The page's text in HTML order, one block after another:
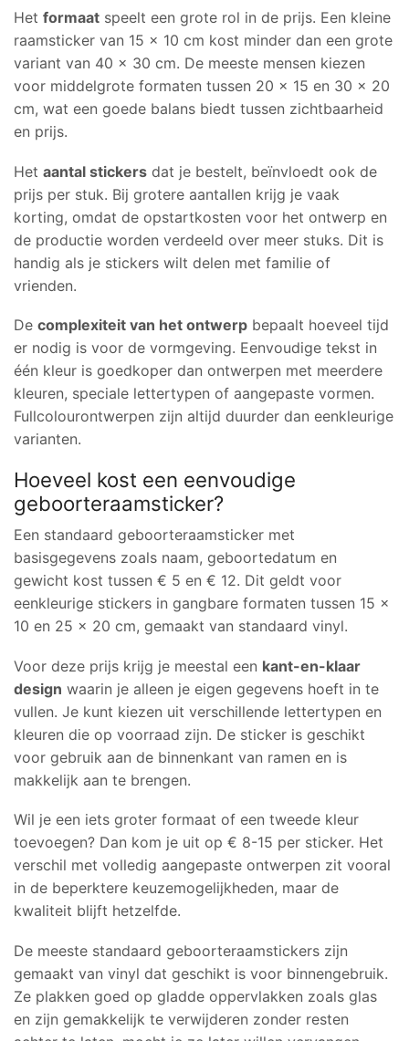
Het formaat speelt een grote rol in de prijs. Een kleine
raamsticker van 15 x 10 cm kost minder dan een grote
variant van 40 x 30 cm. De meeste mensen kiezen
voor middelgrote formaten tussen 20 x 15 en 30 x 20
cm, wat een goede balans biedt tussen zichtbaarheid
en prijs.
Het aantal stickers dat je bestelt, beïnvloedt ook de
prijs per stuk. Bij grotere aantallen krijg je vaak
korting, omdat de opstartkosten voor het ontwerp en
de productie worden verdeeld over meer stuks. Dit is
handig als je stickers wilt delen met familie of
vrienden.
De complexiteit van het ontwerp bepaalt hoeveel tijd
er nodig is voor de vormgeving. Eenvoudige tekst in
één kleur is goedkoper dan ontwerpen met meerdere
kleuren, speciale lettertypen of aangepaste vormen.
Fullcolourontwerpen zijn altijd duurder dan eenkleurige
varianten.
Hoeveel kost een eenvoudige
geboorteraamsticker?
Een standaard geboorteraamsticker met
basisgegevens zoals naam, geboortedatum en
gewicht kost tussen € 5 en € 12. Dit geldt voor
eenkleurige stickers in gangbare formaten tussen 15 x
10 en 25 x 20 cm, gemaakt van standaard vinyl.
Voor deze prijs krijg je meestal een kant-en-klaar
design waarin je alleen je eigen gegevens hoeft in te
vullen. Je kunt kiezen uit verschillende lettertypen en
kleuren die op voorraad zijn. De sticker is geschikt
voor gebruik aan de binnenkant van ramen en is
makkelijk aan te brengen.
Wil je een iets groter formaat of een tweede kleur
toevoegen? Dan kom je uit op € 8-15 per sticker. Het
verschil met volledig aangepaste ontwerpen zit vooral
in de beperktere keuzemogelijkheden, maar de
kwaliteit blijft hetzelfde.
De meeste standaard geboorteraamstickers zijn
gemaakt van vinyl dat geschikt is voor binnengebruik.
Ze plakken goed op gladde oppervlakken zoals glas
en zijn gemakkelijk te verwijderen zonder resten